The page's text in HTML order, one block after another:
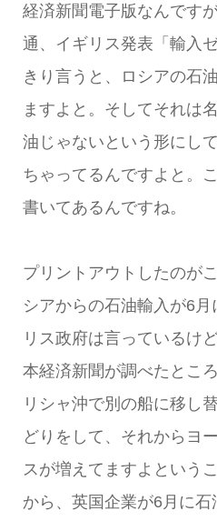
経済新聞電子版なんです
通、イギリス発表「輸入
きり言うと、ロシアの石
ますよと。そしてそれは
油じゃないという形にし
ちゃってるんですよと。
書いてあるんですね。
プリントアウトしたのが
シアからの石油輸入が6
リス政府は言っているけ
本経済新聞が調べたとこ
リシャ沖で別の船に移し
どりをして、それからヨ
スが増えてますよという
から、英国企業が6月に石